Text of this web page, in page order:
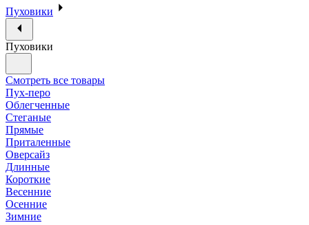
Пуховики
Пуховики
Смотреть все товары
Пух-перо
Облегченные
Стеганые
Прямые
Приталенные
Оверсайз
Длинные
Короткие
Весенние
Осенние
Зимние